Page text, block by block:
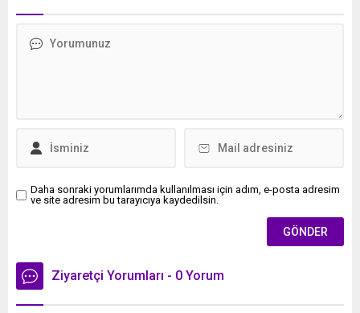
Daha sonraki yorumlarımda kullanılması için adım, e-posta adresim
ve site adresim bu tarayıcıya kaydedilsin.
Ziyaretçi Yorumları - 0 Yorum